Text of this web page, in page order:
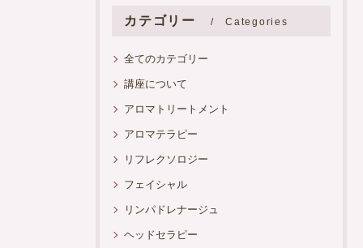
カテゴリー Categories
全てのカテゴリー
講座について
アロマトリートメント
アロマテラピー
リフレクソロジー
フェイシャル
リンパドレナージュ
ヘッドセラピー